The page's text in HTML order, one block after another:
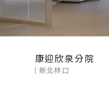
康迎欣泉分院
新北林口